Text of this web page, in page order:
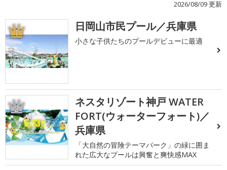
2026/08/09 更新
1 日岡山市民プール／兵庫県
小さな子供たちのプールデビューに最適
2
ネスタリゾート神戸 WATER
FORT(ウォーターフォート)／
兵庫県
「大自然の冒険テーマパーク」の緑に囲ま
れた広大なプールは興奮と爽快感MAX